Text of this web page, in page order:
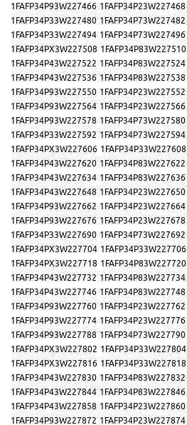
1FAFP34P93W227466 1FAFP34P23W227468
1FAFP34P33W227480 1FAFP34P73W227482
1FAFP34P33W227494 1FAFP34P73W227496
1FAFP34PX3W227508 1FAFP34P83W227510
1FAFP34P43W227522 1FAFP34P83W227524
1FAFP34P43W227536 1FAFP34P83W227538
1FAFP34P93W227550 1FAFP34P23W227552
1FAFP34P93W227564 1FAFP34P23W227566
1FAFP34P93W227578 1FAFP34P73W227580
1FAFP34P33W227592 1FAFP34P73W227594
1FAFP34PX3W227606 1FAFP34P33W227608
1FAFP34P43W227620 1FAFP34P83W227622
1FAFP34P43W227634 1FAFP34P83W227636
1FAFP34P43W227648 1FAFP34P23W227650
1FAFP34P93W227662 1FAFP34P23W227664
1FAFP34P93W227676 1FAFP34P23W227678
1FAFP34P33W227690 1FAFP34P73W227692
1FAFP34PX3W227704 1FAFP34P33W227706
1FAFP34PX3W227718 1FAFP34P83W227720
1FAFP34P43W227732 1FAFP34P83W227734
1FAFP34P43W227746 1FAFP34P83W227748
1FAFP34P93W227760 1FAFP34P23W227762
1FAFP34P93W227774 1FAFP34P23W227776
1FAFP34P93W227788 1FAFP34P73W227790
1FAFP34PX3W227802 1FAFP34P33W227804
1FAFP34PX3W227816 1FAFP34P33W227818
1FAFP34P43W227830 1FAFP34P83W227832
1FAFP34P43W227844 1FAFP34P83W227846
1FAFP34P43W227858 1FAFP34P23W227860
1FAFP34P93W227872 1FAFP34P23W227874